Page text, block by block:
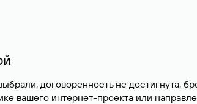
договоренность не достигнута,
вашего интернет-проекта или